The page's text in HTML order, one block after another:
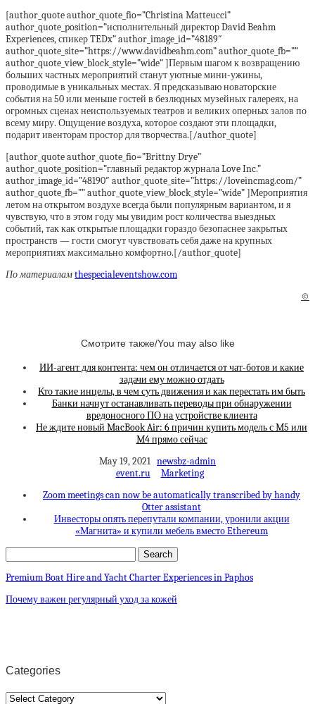
[author_quote author_quote_fio=”Christina Matteucci”
author_quote_position=”исполнительный директор David Beahm
Experiences, спикер TEDx” author_image_id=”48189″
author_quote_site=”https://www.davidbeahm.com” author_quote_fb=””
author_quote_view_block_style=”wide” ]Первым шагом к возвращению
больших частных мероприятий станут уютные мини-ужины,
проводимые в уникальных местах. Я предсказываю новаторские
события на 50 или меньше гостей в безлюдных музейных галереях, на
огромных сценах неиспользуемых театров и великих оперных залов по
всему миру. Ощущение воздуха, которое создают эти площадки,
подарит ивенторам простор для творчества.[/author_quote]
[author_quote author_quote_fio=”Brittny Drye”
author_quote_position=”главный редактор журнала Love Inc.”
author_image_id=”48190″ author_quote_site=”https://loveincmag.com/”
author_quote_fb=”” author_quote_view_block_style=”wide” ]Мероприятия
летом на открытом воздухе всегда были популярным вариантом, и я
чувствую, что в этом году мы увидим рост количества выездных
событий, так как открытые площадки гораздо безопаснее закрытых
пространств — гости смогут чувствовать себя даже на крупных
мероприятиях максимально комфортно.[/author_quote]
По материаламthespecialeventshow.com
©
Смотрите также/You may also like
ИИ-агент для контента: чем он отличается от чат-ботов и какие
задачи ему можно отдать
Кто такие инцелы, в чем суть движения и как перестать им быть
Банки начнут останавливать переводы при обнаружении
вредоносного ПО на устройстве клиента
Не ждите новый MacBook Air: 6 причин купить модель с M5 или
M4 прямо сейчас
May 19, 2021 newsbz-admin
event.ru
Marketing
Zoom meetings can now be automatically transcribed by handy
Otter assistant
Инвесторы опять перепутали компании, уронили акции
«Магнита» и купили мебель вместо Ethereum
Premium Boat Hire and Yacht Charter Experiences in Paphos
Почему важен регулярный уход за кожей
Categories
Categories